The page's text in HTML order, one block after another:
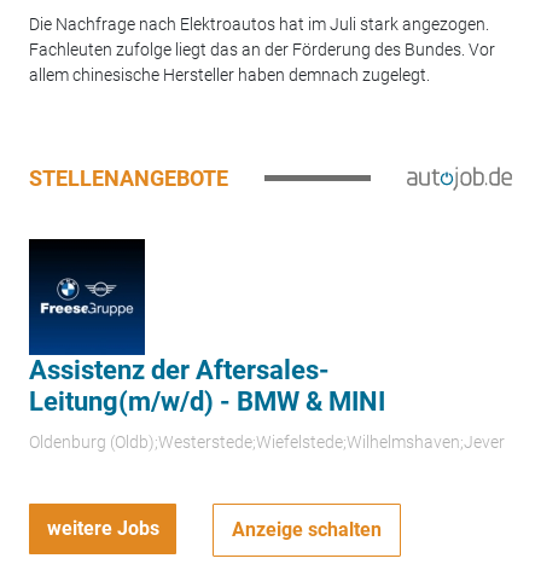
Die Nachfrage nach Elektroautos hat im Juli stark angezogen.
Fachleuten zufolge liegt das an der Förderung des Bundes. Vor
allem chinesische Hersteller haben demnach zugelegt.
STELLENANGEBOTE
Assistenz der Aftersales-
Leitung(m/w/d) - BMW & MINI
Oldenburg (Oldb);Westerstede;Wiefelstede;Wilhelmshaven;Jever
weitere Jobs Anzeige schalten